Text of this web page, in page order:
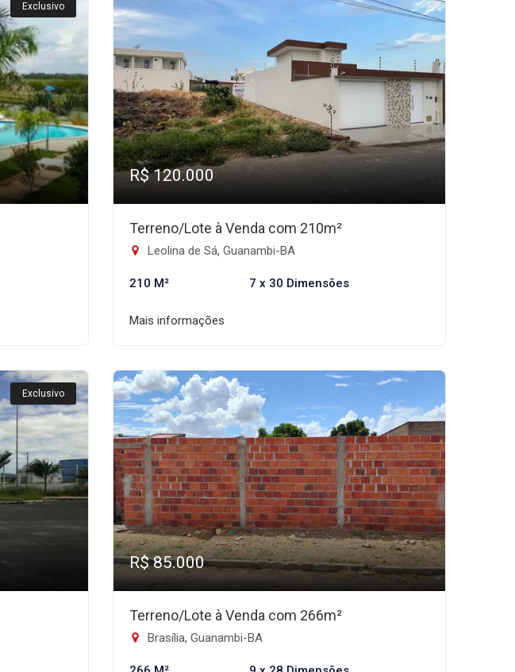
Exclusivo
R$ 120.000
Terreno/Lote à Venda com 210m²
Leolina de Sá, Guanambi-BA
210 M² 7 x 30 Dimensões
Mais informações
Exclusivo
R$ 85.000
Terreno/Lote à Venda com 266m²
Brasília, Guanambi-BA